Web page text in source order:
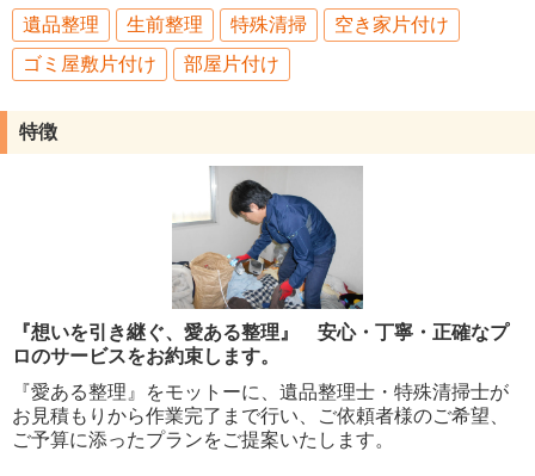
遺品整理 生前整理 特殊清掃
空き家片付け
ゴミ屋敷片付け
部屋片付け
特徴
『想いを引き継ぐ、愛ある整理』 安心・丁寧・正確なプ
ロのサービスをお約束します。
『愛ある整理』をモットーに、遺品整理士・特殊清掃士が
お見積もりから作業完了まで行い、ご依頼者様のご希望、
ご予算に添ったプランをご提案いたします。